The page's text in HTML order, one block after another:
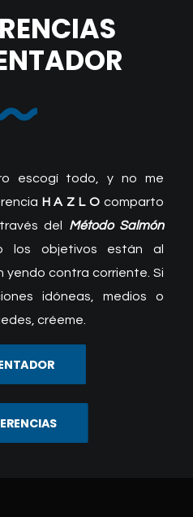
escogí todo, y no me
H A Z L O comparto
del Método Salmón
los objetivos están al
yendo contra corriente. Si
idóneas, medios o
créeme.